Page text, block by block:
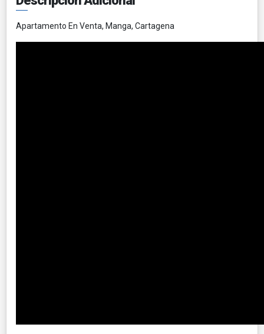
Apartamento En Venta, Manga, Cartagena